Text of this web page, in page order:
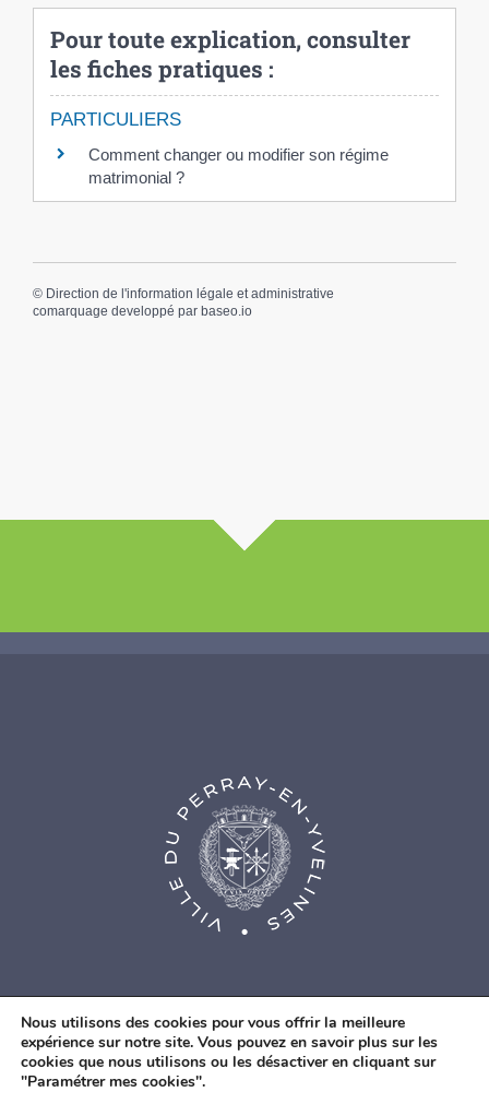
Pour toute explication, consulter
les fiches pratiques :
PARTICULIERS
Comment changer ou modifier son régime
matrimonial ?
© Direction de l'information légale et administrative
comarquage developpé par baseo.io
© Agence Web Fidesio|
Politique de
Nous utilisons des cookies pour vous offrir la meilleure
expérience sur notre site. Vous pouvez en savoir plus sur les
cookies que nous utilisons ou les désactiver en cliquant sur
"Paramétrer mes cookies".